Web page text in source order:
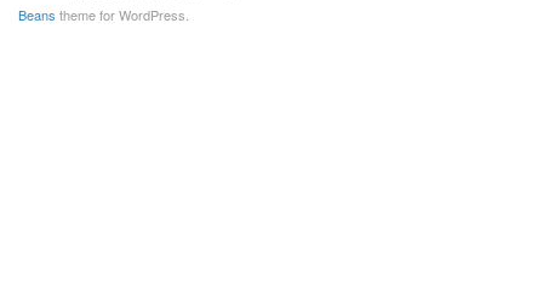
Beans theme for WordPress.